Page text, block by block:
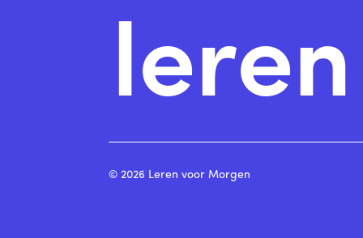
© 2026 Leren voor Morgen